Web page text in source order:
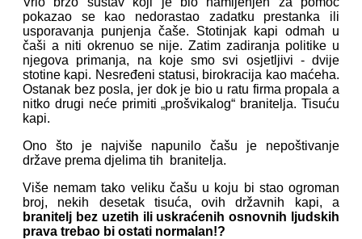
pokazao se kao nedorastao zadatku prestanka ili
usporavanja punjenja čaše. Stotinjak kapi odmah u
čaši a niti okrenuo se nije. Zatim zadiranja politike u
njegova primanja, na koje smo svi osjetljivi - dvije
stotine kapi. Nesređeni statusi, birokracija kao maćeha.
Ostanak bez posla, jer dok je bio u ratu firma propala a
nitko drugi neće primiti „prošvikalog“ branitelja. Tisuću
kapi.
Ono što je najviše napunilo čašu je nepoštivanje
države prema djelima tih branitelja.
Više nemam tako veliku čašu u koju bi stao ogroman
broj, nekih desetak tisuća, ovih državnih kapi, a
branitelj bez uzetih ili uskraćenih osnovnih ljudskih
prava trebao bi ostati normalan!?